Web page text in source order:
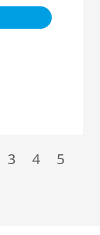
3 4
5